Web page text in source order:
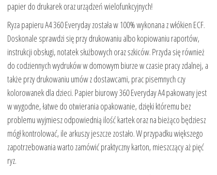
papier do drukarek oraz urządzeń wielofunkcyjnych!
Ryza papieru A4 360 Everyday została w 100% wykonana z włókien ECF.
Doskonale sprawdzi się przy drukowaniu albo kopiowaniu raportów,
instrukcji obsługi, notatek służbowych oraz szkiców. Przyda się również
do codziennych wydruków w domowym biurze w czasie pracy zdalnej, a
także przy drukowaniu umów z dostawcami, prac pisemnych czy
kolorowanek dla dzieci. Papier biurowy 360 Everyday A4 pakowany jest
w wygodne, łatwe do otwierania opakowanie, dzięki któremu bez
problemu wyjmiesz odpowiednią ilość kartek oraz na bieżąco będziesz
mógł kontrolować, ile arkuszy jeszcze zostało. W przypadku większego
zapotrzebowania warto zamówić praktyczny karton, mieszczący aż pięć
ryz.